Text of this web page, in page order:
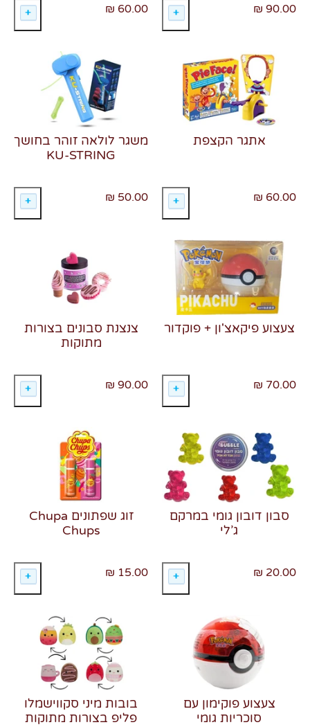
90.00 ₪
60.00 ₪
אתגר הקצפת
60.00 ₪
משגר לולאה זוהר בחושך
KU-STRING
50.00 ₪
צעצוע פיקאצ'ון + פוקדור
70.00 ₪
צנצנת סבונים בצורות
מתוקות
90.00 ₪
סבון דובון גומי במרקם
ג’לי
20.00 ₪
זוג שפתונים Chupa
Chups
15.00 ₪
צעצוע פוקימון עם
סוכריות גומי
בובות מיני סקווישמלו
פליפ בצורות מתוקות